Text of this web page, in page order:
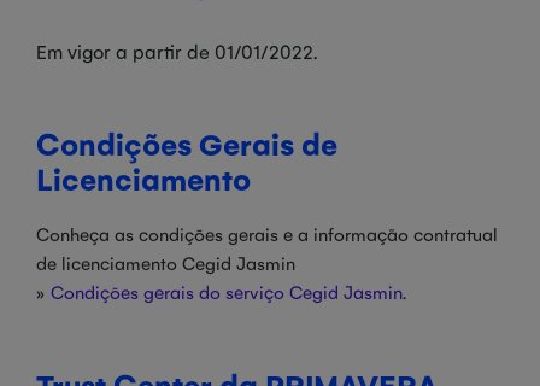
Em vigor a partir de 01/01/2022.
Condições Gerais de
Licenciamento
Conheça as condições gerais e a informação contratual
de licenciamento Cegid Jasmin
» Condições gerais do serviço Cegid Jasmin.